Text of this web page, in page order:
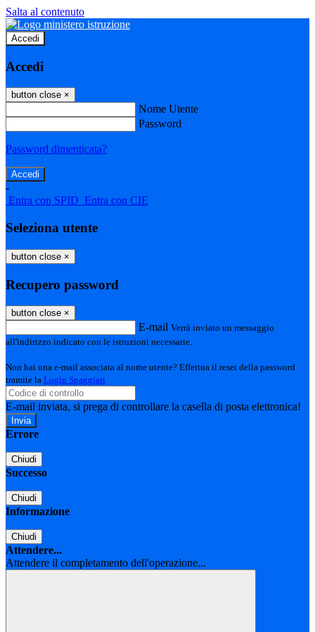
Salta al contenuto
Accedi
Accedi
button close ×
Nome Utente
Password
Password dimenticata?
-
Entra con SPID Entra con CIE
Seleziona utente
button close ×
Recupero password
button close ×
E-mail Verrà inviato un messaggio
all'indirizzo indicato con le istruzioni necessarie.
Non hai una e-mail associata al nome utente? Effettua il reset della password
tramite la Login Spaggiari
E-mail inviata, si prega di controllare la casella di posta elettronica!
Errore
Chiudi
Successo
Chiudi
Informazione
Chiudi
Attendere...
Attendere il completamento dell'operazione...